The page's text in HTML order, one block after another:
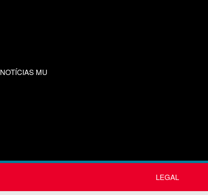
NOTÍCIAS MU
LEGAL